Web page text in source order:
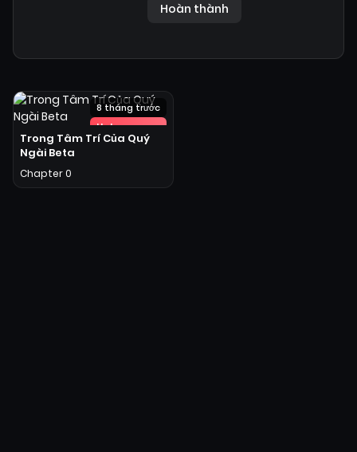
Hoàn thành
8 tháng trước
Hot
Trong Tâm Trí Của Quý
Ngài Beta
Chapter 0